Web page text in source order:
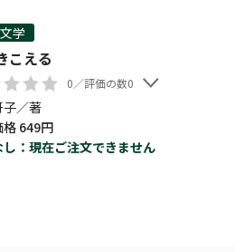
学
こえる
0／評価の数0
子／著
格 649円
し：現在ご注文できません